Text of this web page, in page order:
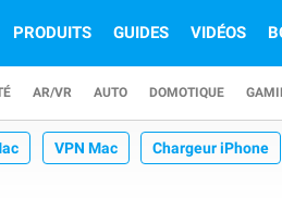
PRODUITS GUIDES VIDÉOS
AR/VR AUTO DOMOTIQUE
VPN Mac Chargeur iPhone